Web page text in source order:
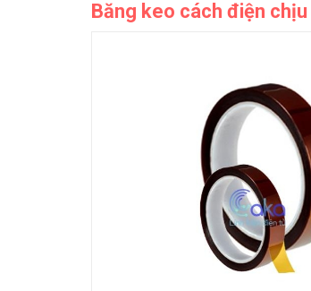
Băng keo cách điện